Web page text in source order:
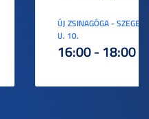
ÚJ ZSINAGÓGA -
U. 10.
16:00 - 18:00